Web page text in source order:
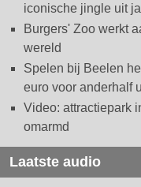
iconische jingle uit
Burgers' Zoo werkt
wereld
Spelen bij Beelen
euro voor anderhalf
Video: attractiepark
omarmd
Laatste audio